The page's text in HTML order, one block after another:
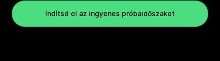
Indítsd el az ingyenes próbaidőszakot